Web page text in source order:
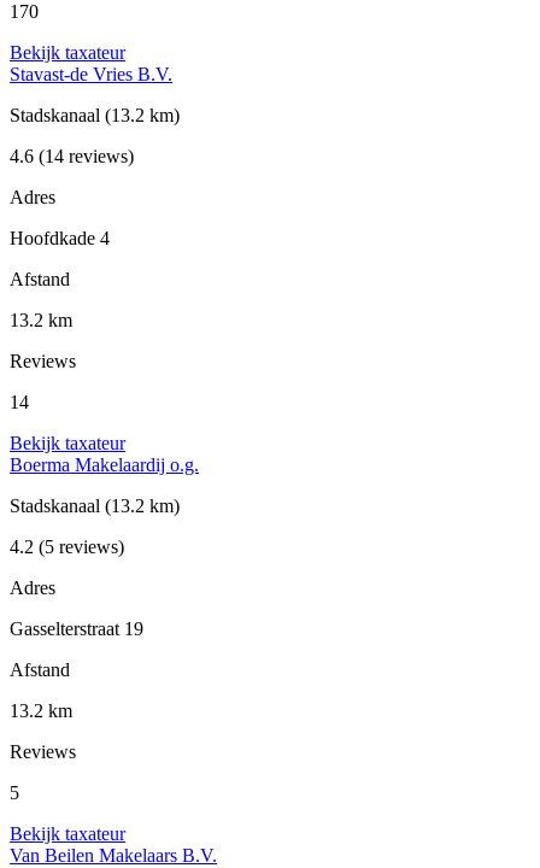
170
Bekijk taxateur
Stavast-de Vries B.V.
Stadskanaal (13.2 km)
4.6 (14 reviews)
Adres
Hoofdkade 4
Afstand
13.2 km
Reviews
14
Bekijk taxateur
Boerma Makelaardij o.g.
Stadskanaal (13.2 km)
4.2 (5 reviews)
Adres
Gasselterstraat 19
Afstand
13.2 km
Reviews
5
Bekijk taxateur
Van Beilen Makelaars B.V.